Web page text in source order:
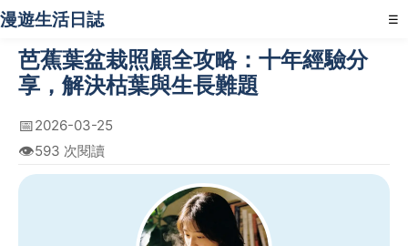
漫遊生活日誌 ☰
芭蕉葉盆栽照顧全攻略：十年經驗分
享，解決枯葉與生長難題
📅2026-03-25
👁️593 次閱讀